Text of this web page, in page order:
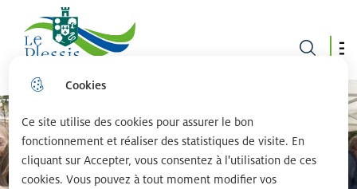
Cookies
Ce site utilise des cookies pour assurer le bon
fonctionnement et réaliser des statistiques de visite. En
cliquant sur Accepter, vous consentez à l'utilisation de ces
cookies. Vous pouvez à tout moment modifier vos
Aller
menu
principal
Le plessis robinson